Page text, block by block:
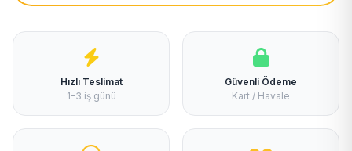
Hızlı Teslimat
1-3 iş günü
Güvenli Ödeme
Kart / Havale